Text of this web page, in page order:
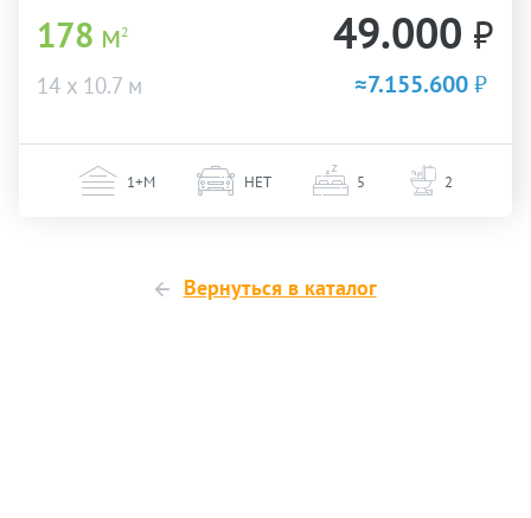
178 м2
14 х 10.7 м
49.000 ₽
≈7.155.600₽
1+М НЕТ 5 2
Вернуться в каталог